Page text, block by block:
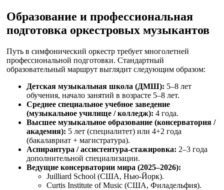
Образование и профессиональная
подготовка оркестровых музыкантов
Путь в симфонический оркестр требует многолетней
профессиональной подготовки. Стандартный
образовательный маршрут выглядит следующим образом:
Детская музыкальная школа (ДМШ): 5–8 лет
обучения, начало занятий в возрасте 5–8 лет.
Среднее специальное учебное заведение
(музыкальное училище / колледж): 4 года.
Высшее музыкальное образование (консерватория /
академия): 5 лет (специалитет) или 4+2 года
(бакалавриат + магистратура).
Аспирантура / ассистентура-стажировка: 2–3 года
дополнительной специализации.
Ведущие консерватории мира (2025–2026):
Juilliard School (США, Нью-Йорк).
Curtis Institute of Music (США, Филадельфия).